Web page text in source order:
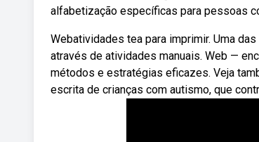
alfabetização específicas para pessoas
Webatividades tea para imprimir. Uma
através de atividades manuais. Web —
métodos e estratégias eficazes. Veja
escrita de crianças com autismo, que